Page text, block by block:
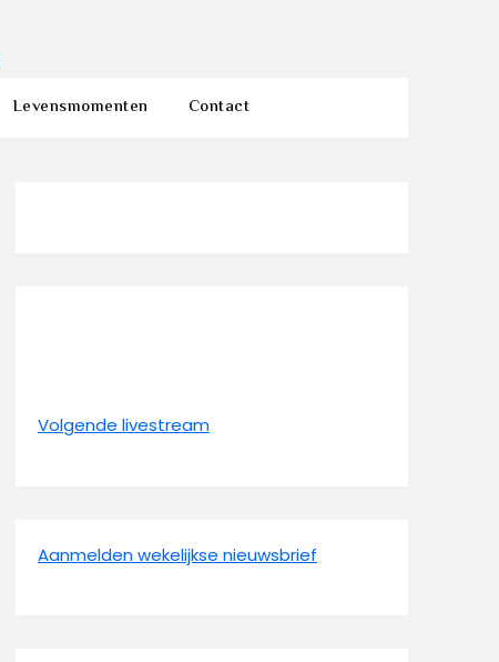
Levensmomenten Contact
Volgende livestream
Aanmelden wekelijkse nieuwsbrief